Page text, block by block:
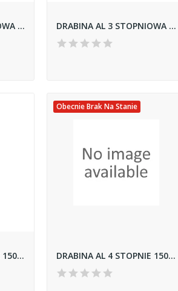
DRABINA AL 2 STOPNIOWA DOMOWA 120 KG DRABINA AL 3 STOPNIOWA DOMOWA 120 KG
DRABINA AL 3 STOPNIE 150 KG DOMOWA
Obecnie Brak Na Stanie
DRABINA AL 4 STOPNIE 150 KG DOMOWA